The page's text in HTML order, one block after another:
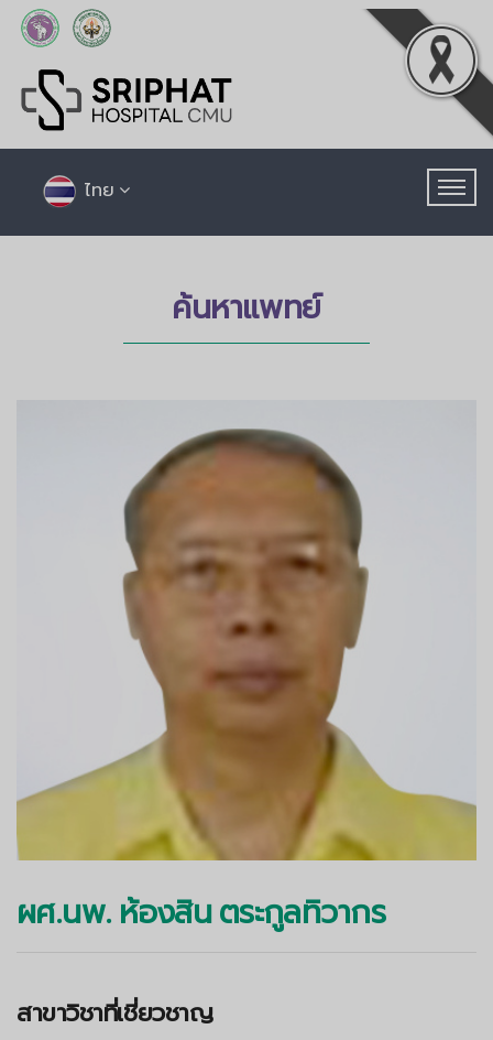
ไทย
ค้นหาแพทย์
ผศ.นพ. ห้องสิน ตระกูลทิวากร
สาขาวิชาที่เชี่ยวชาญ